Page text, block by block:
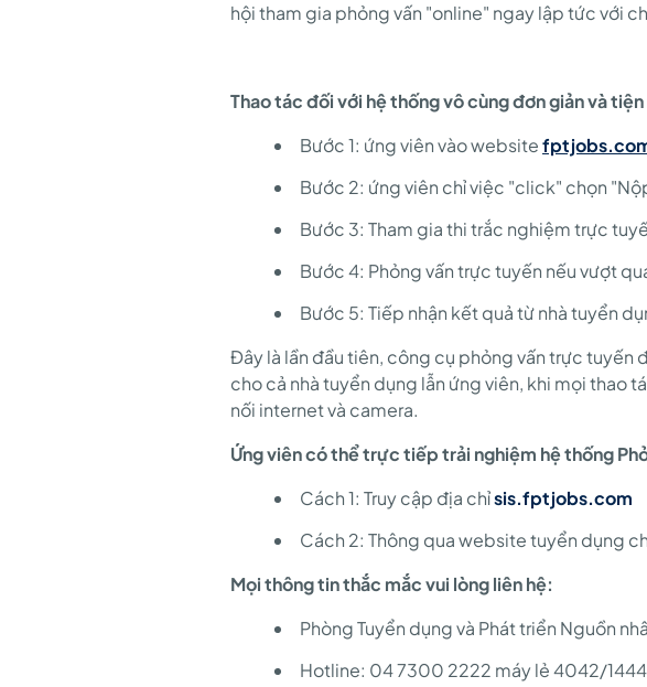
hội tham gia phỏng vấn "online" ngay lập tức với
Thao tác đối với hệ thống vô cùng đơn giản và
Bước 1: ứng viên vào website
Bước 2: ứng viên chỉ việc "click" chọn
Bước 3: Tham gia thi trắc nghiệm trực
Bước 4: Phỏng vấn trực tuyến nếu vượt
Bước 5: Tiếp nhận kết quả từ nhà tuyển
Đây là lần đầu tiên, công cụ phỏng vấn trực tuyến
cho cả nhà tuyển dụng lẫn ứng viên, khi mọi
nối internet và camera.
Ứng viên có thể trực tiếp trải nghiệm hệ thống
Cách 1: Truy cập địa chỉsis.fptjobs.com
Cách 2: Thông qua website tuyển dụng
Mọi thông tin thắc mắc vui lòng liên hệ:
Phòng Tuyển dụng và Phát triển Nguồn
Hotline: 04 7300 2222 máy lẻ 4042/1444